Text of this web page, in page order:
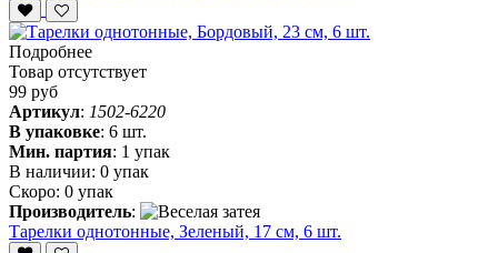
Подробнее
Товар отсутствует
99 руб
Артикул: 1502-6220
В упаковке: 6 шт.
Мин. партия: 1 упак
В наличии: 0 упак
Скоро: 0 упак
Производитель:
Тарелки однотонные, Зеленый, 17 см, 6 шт.